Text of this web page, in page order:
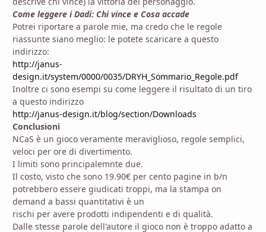
Come leggere i Dadi: Chi vince e Cosa accade
Potrei riportare a parole mie, ma credo che le regole
riassunte siano meglio: le potete scaricare a questo
indirizzo:
http://janus-
design.it/system/0000/0035/DRYH_Sommario_Regole.pdf
Inoltre ci sono esempi su come leggere il risultato di un tiro
a questo indirizzo
http://janus-design.it/blog/section/Downloads
Conclusioni
NCaS è un gioco veramente meraviglioso, regole semplici,
veloci per ore di divertimento.
I limiti sono principalemnte due.
Il costo, visto che sono 19.90€ per cento pagine in b/n
potrebbero essere giudicati troppi, ma la stampa on
demand a bassi quantitativi è un
rischi per avere prodotti indipendenti e di qualità.
Dalle stesse parole dell'autore il gioco non è troppo adatto a